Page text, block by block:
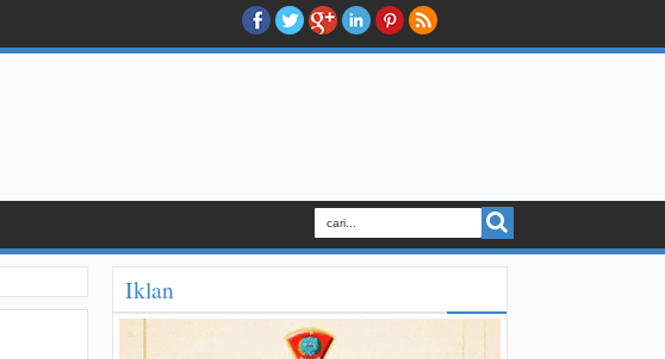
Iklan